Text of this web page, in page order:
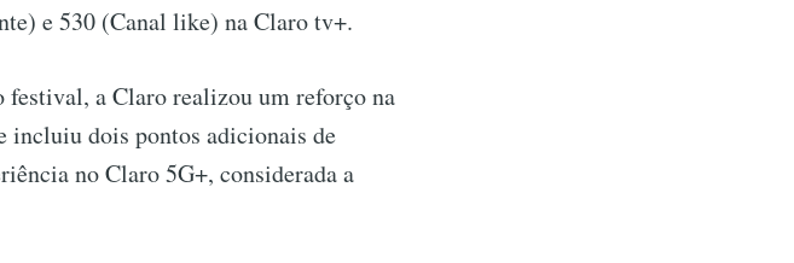
e 530 (Canal like) na Claro tv+.
festival, a Claro realizou um reforço na
dois pontos adicionais de
no Claro 5G+, considerada a